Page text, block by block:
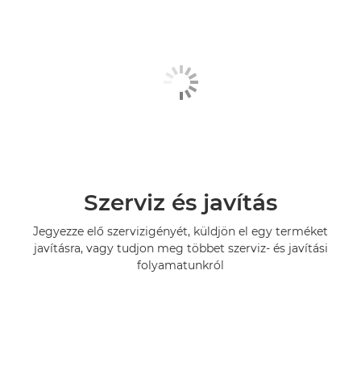
Szerviz és javítás
Jegyezze elő szervizigényét, küldjön el egy terméket
javításra, vagy tudjon meg többet szerviz- és javítási
folyamatunkról